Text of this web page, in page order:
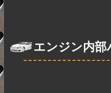
エンジン内部